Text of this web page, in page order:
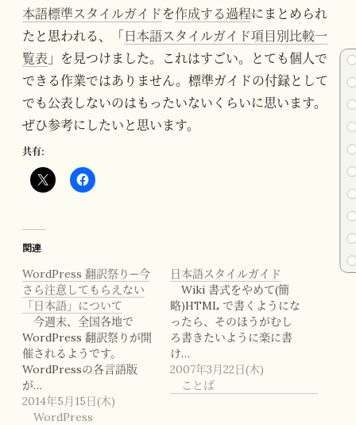
本語標準スタイルガイド を作成する過程にまとめられ
たと思われる、「日本語スタイルガイド項目別比較一
覧表 」を見つけました。これはすごい。とても個人で
できる作業ではありません。標準ガイドの付録として
でも公表しないのはもったいないくらいに思います。
ぜひ参考にしたいと思います。
共有:
関連
WordPress 翻訳祭り—今
さら注意してもらえない
「日本語」について
今週末、全国各地で
WordPress 翻訳祭りが開
催されるようです。
WordPressの各言語版
が…
2014年5月15日(木)
WordPress
日本語スタイルガイド
Wiki 書式をやめて(簡
略)HTML で書くようにな
ったら、そのほうがむし
ろ書きたいように楽に書
け…
2007年3月22日(木)
ことば